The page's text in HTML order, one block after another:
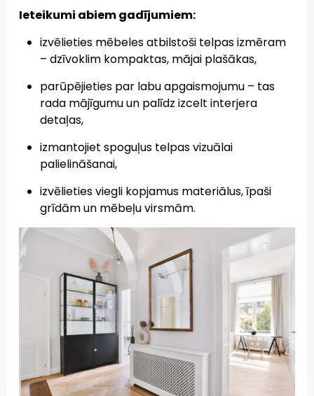
Ieteikumi abiem gadījumiem:
izvēlieties mēbeles atbilstoši telpas izmēram
– dzīvoklim kompaktas, mājai plašākas,
parūpējieties par labu apgaismojumu – tas
rada mājīgumu un palīdz izcelt interjera
detaļas,
izmantojiet spoguļus telpas vizuālai
palielināšanai,
izvēlieties viegli kopjamus materiālus, īpaši
grīdām un mēbeļu virsmām.